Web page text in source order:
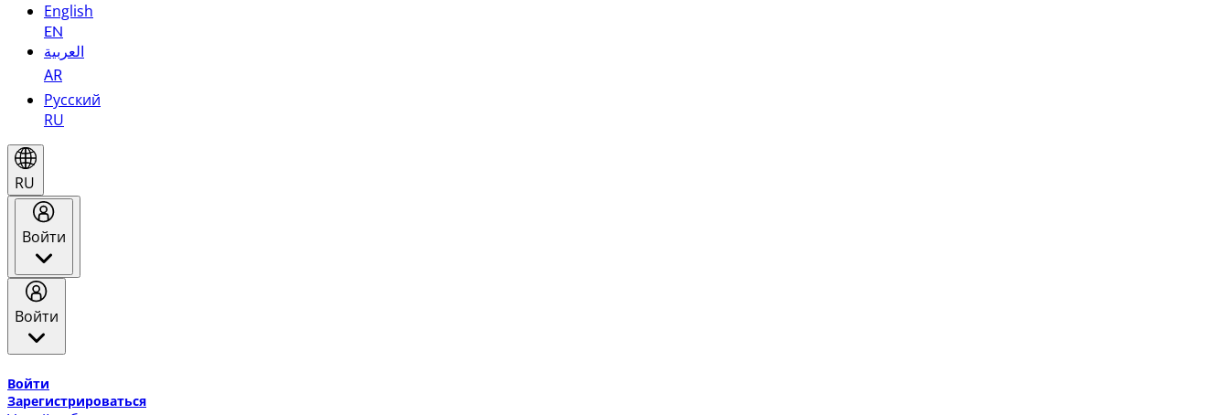
English
EN
العربية
AR
Русский
RU
RU
Войти
Войти
Войти
Зарегистрироваться